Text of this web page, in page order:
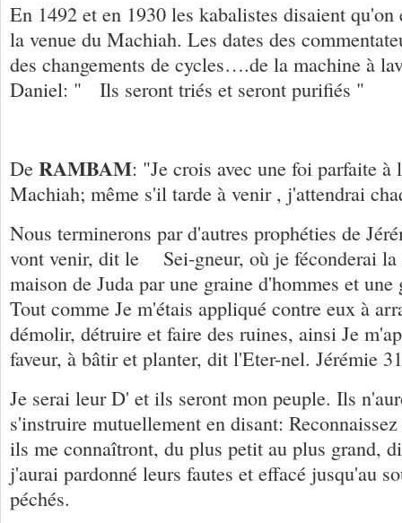
En 1492 et en 1930 les kabalistes disaient qu'on
la venue du Machiah. Les dates des
des changements de cycles….de la machine à
Daniel: " Ils seront triés et seront purifiés "
De RAMBAM: "Je crois avec une foi parfaite à
Machiah; même s'il tarde à venir , j'attendrai
Nous terminerons par d'autres prophéties de
vont venir, dit le Sei-gneur, où je féconderai la
maison de Juda par une graine d'hommes et
Tout comme Je m'étais appliqué contre eux à
démolir, détruire et faire des ruines, ainsi Je
faveur, à bâtir et planter, dit l'Eter-nel. Jérémie
Je serai leur D' et ils seront mon peuple. Ils
s'instruire mutuellement en disant:
ils me connaîtront, du plus petit au plus grand,
j'aurai pardonné leurs fautes et effacé jusqu'au
péchés.